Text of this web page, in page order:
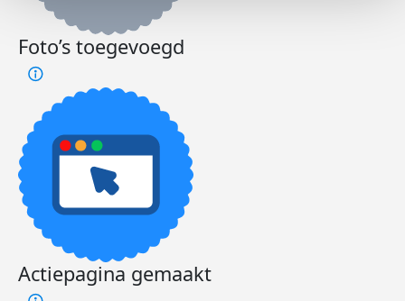
Foto’s toegevoegd
Actiepagina gemaakt